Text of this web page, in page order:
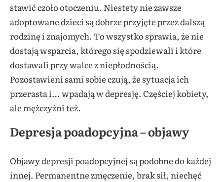
stawić czoło otoczeniu. Niestety nie zawsze
adoptowane dzieci są dobrze przyjęte przez dalszą
rodzinę i znajomych. To wszystko sprawia, że nie
dostają wsparcia, którego się spodziewali i które
dostawali przy walce z niepłodnością.
Pozostawieni sami sobie czują, że sytuacja ich
przerasta i… wpadają w depresję. Częściej kobiety,
ale mężczyźni też.
Depresja poadopcyjna – objawy
Objawy depresji poadopcyjnej są podobne do każdej
innej. Permanentne zmęczenie, brak sił, niechęć